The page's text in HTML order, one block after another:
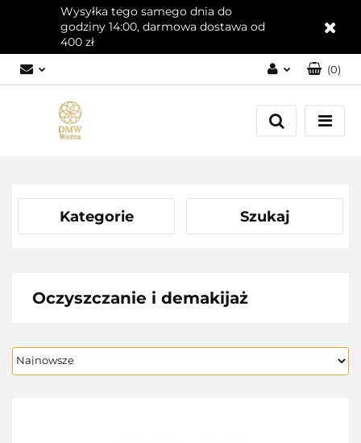
Wysyłka tego samego dnia do
godziny 14:00, darmowa dostawa od
400 zł
Zaloguj się
Załóż konto
(0)
Kategorie Szukaj
Oczyszczanie i demakijaż